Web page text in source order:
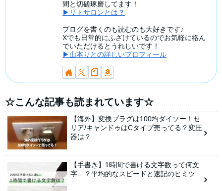
間と切磋琢磨してます！
▶リトサロンとは？
ブログを書くのも読むのも大好きです♪
Xでも日常的にふざけているのでお気軽に絡ん
でいただけるとうれしいです！
▶山本りとの詳しいプロフィール
☆こんな記事も読まれています☆
【海外】変換プラグは100均ダイソー！セ
リア/キャンドゥはCタイプ売ってる？変圧
器は？
【手書き】1時間で書ける文字数って何文
字…？平均的なスピードと速記のヒミツ